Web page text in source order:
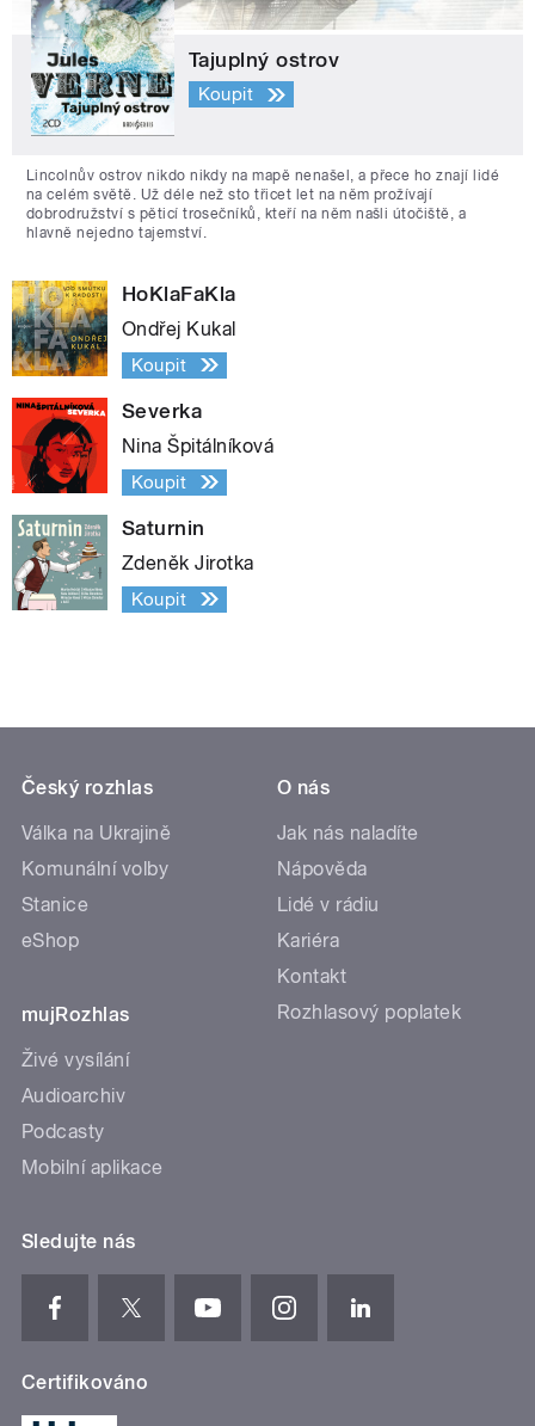
Tajuplný ostrov
Koupit
Lincolnův ostrov nikdo nikdy na mapě nenašel, a přece ho znají lidé
na celém světě. Už déle než sto třicet let na něm prožívají
dobrodružství s pěticí trosečníků, kteří na něm našli útočiště, a
hlavně nejedno tajemství.
HoKlaFaKla
Ondřej Kukal
Koupit
Severka
Nina Špitálníková
Koupit
Saturnin
Zdeněk Jirotka
Koupit
Český rozhlas
Válka na Ukrajině
Komunální volby
Stanice
eShop
mujRozhlas
Živé vysílání
Audioarchiv
Podcasty
Mobilní aplikace
O nás
Jak nás naladíte
Nápověda
Lidé v rádiu
Kariéra
Kontakt
Rozhlasový poplatek
Sledujte nás
Certifikováno